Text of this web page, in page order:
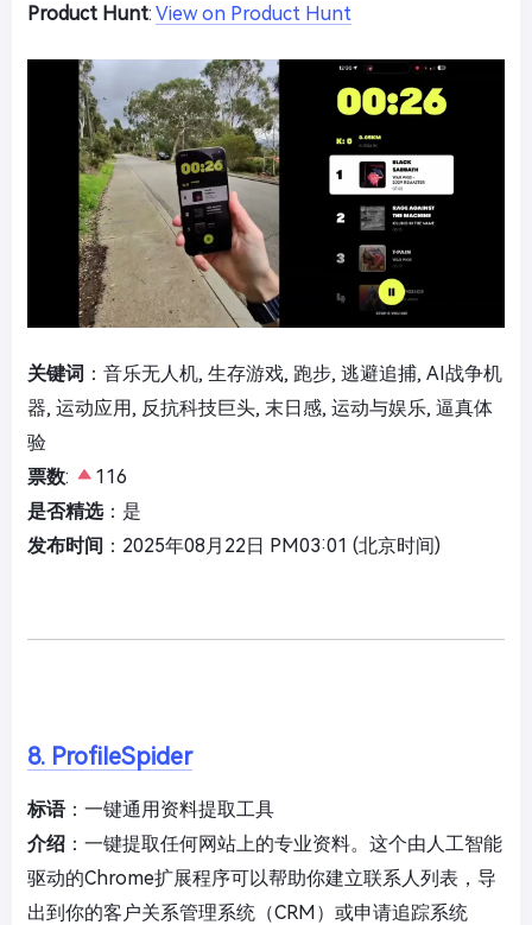
Product Hunt: View on Product Hunt
关键词 ：音乐无人机, 生存游戏, 跑步, 逃避追捕, AI战争机
器, 运动应用, 反抗科技巨头, 末日感, 运动与娱乐, 逼真体
验
票数:
116
是否精选：是
发布时间 ：2025年08月22日 PM03:01 (北京时间)
8. ProfileSpider
标语：一键通用资料提取工具
介绍 ：一键提取任何网站上的专业资料。这个由人工智能
驱动的Chrome扩展程序可以帮助你建立联系人列表，导
出到你的客户关系管理系统（CRM）或申请追踪系统